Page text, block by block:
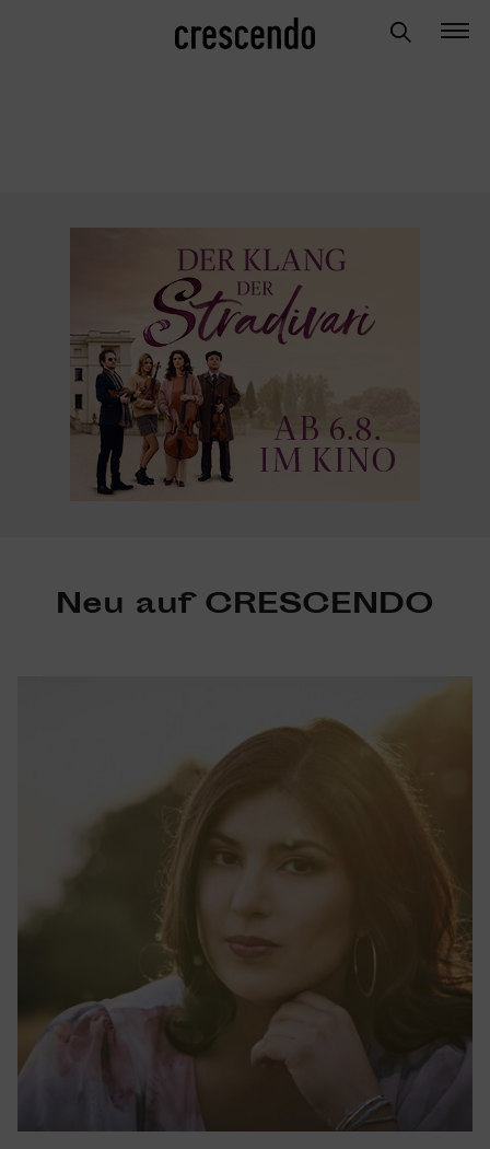
Neu auf CRESCENDO